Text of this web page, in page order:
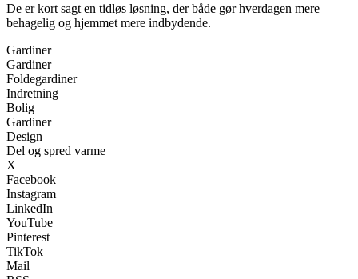
De er kort sagt en tidløs løsning, der både gør hverdagen mere
behagelig og hjemmet mere indbydende.
Gardiner
Gardiner
Foldegardiner
Indretning
Bolig
Gardiner
Design
Del og spred varme
X
Facebook
Instagram
LinkedIn
YouTube
Pinterest
TikTok
Mail